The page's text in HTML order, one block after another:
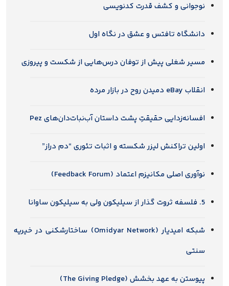
نوجوانی و کشف قدرت کدنویسی
دانشگاه تافتس و عشق در نگاه اول
مسیر شغلی پیش از توفان درس‌هایی از شکست و پیروزی
انقلاب eBay دمیدن روح در بازار مرده
افسانه‌زدایی حقیقتِ پشت داستان آب‌نبات‌دان‌های Pez
اولین تراکنش لیزر شکسته و اثبات تئوری “دم دراز”
نوآوری اصلی مکانیزم اعتماد (Feedback Forum)
5. فلسفه ثروت گذار از سیلیکون ولی به سیلیکون ساوانا
شبکه امیدیار (Omidyar Network) ساختارشکنی در خیریه
سنتی
پیوستن به عهد بخشش (The Giving Pledge)